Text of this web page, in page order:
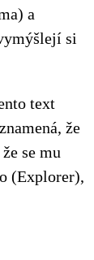
a
si
text
že
se mu
(Explorer),